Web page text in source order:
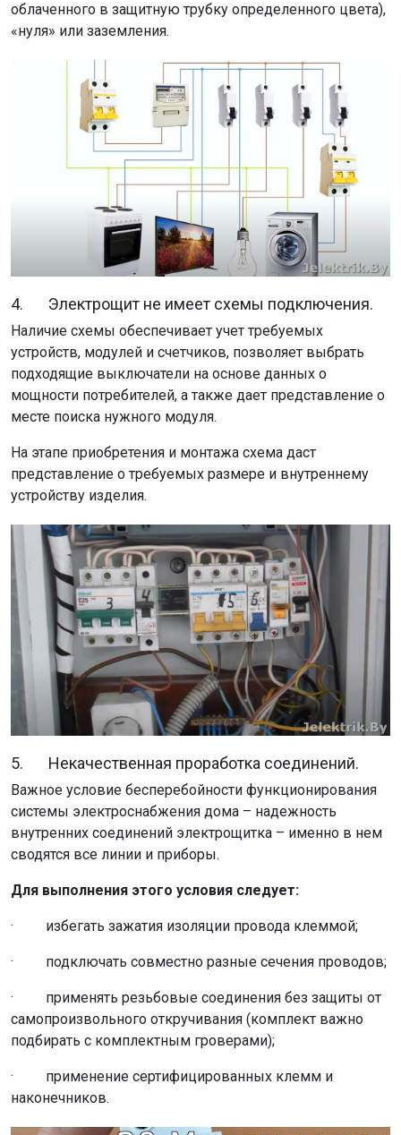
облаченного в защитную трубку определенного цвета),
«нуля» или заземления.
4. Электрощит не имеет схемы подключения.
Наличие схемы обеспечивает учет требуемых
устройств, модулей и счетчиков, позволяет выбрать
подходящие выключатели на основе данных о
мощности потребителей, а также дает представление о
месте поиска нужного модуля.
На этапе приобретения и монтажа схема даст
представление о требуемых размере и внутреннему
устройству изделия.
5. Некачественная проработка соединений.
Важное условие бесперебойности функционирования
системы электроснабжения дома – надежность
внутренних соединений электрощитка – именно в нем
сводятся все линии и приборы.
Для выполнения этого условия следует:
· избегать зажатия изоляции провода клеммой;
· подключать совместно разные сечения проводов;
· применять резьбовые соединения без защиты от
самопроизвольного откручивания (комплект важно
подбирать с комплектным гроверами);
· применение сертифицированных клемм и
наконечников.